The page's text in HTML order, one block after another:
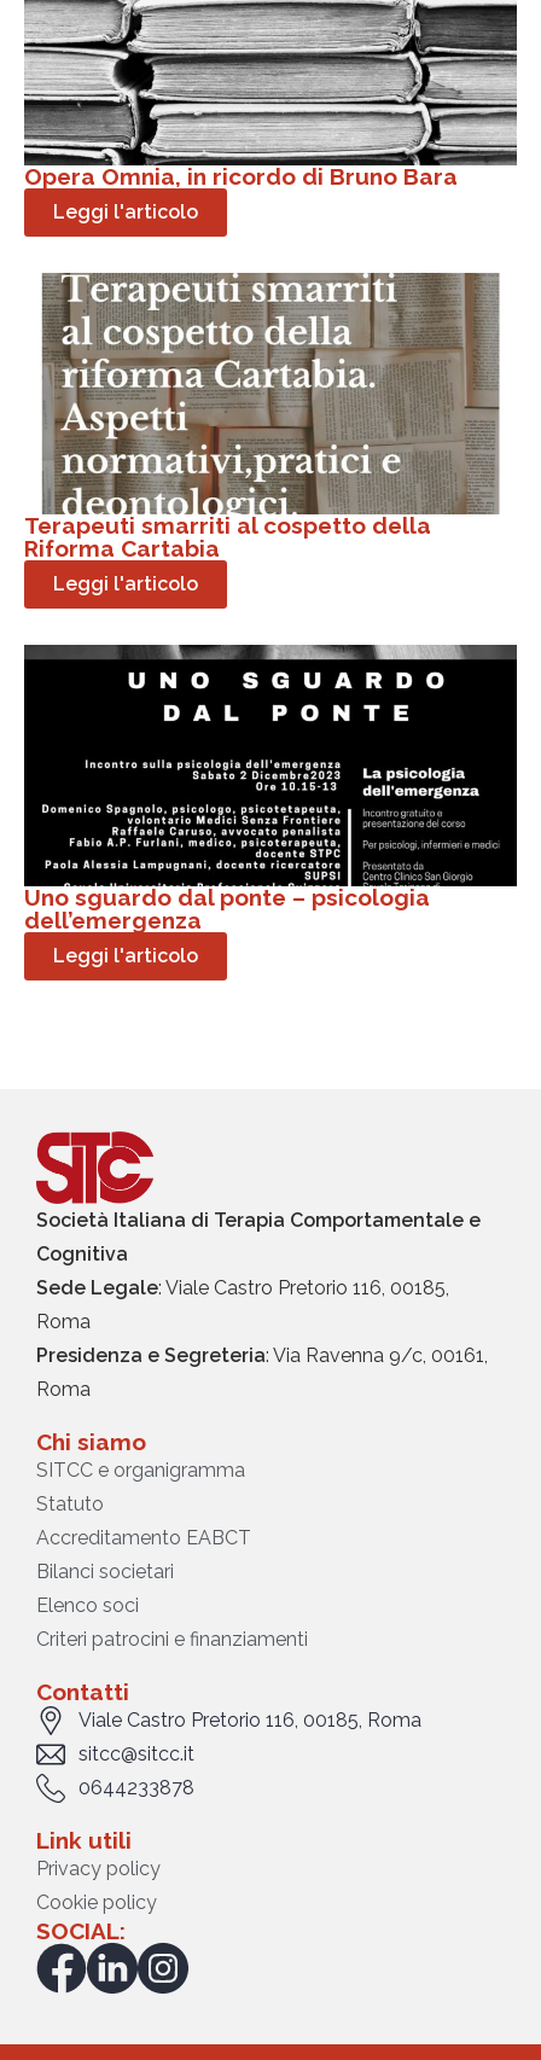
Opera Omnia, in ricordo di Bruno Bara
Leggi l'articolo
Terapeuti smarriti al cospetto della
Riforma Cartabia
Leggi l'articolo
Uno sguardo dal ponte – psicologia
dell’emergenza
Leggi l'articolo
Società Italiana di Terapia Comportamentale e
Cognitiva
Sede Legale: Viale Castro Pretorio 116, 00185,
Roma
Presidenza e Segreteria: Via Ravenna 9/c, 00161,
Roma
Chi siamo
SITCC e organigramma
Statuto
Accreditamento EABCT
Bilanci societari
Elenco soci
Criteri patrocini e finanziamenti
Contatti
Viale Castro Pretorio 116, 00185, Roma
sitcc@sitcc.it
0644233878
Link utili
Privacy policy
Cookie policy
SOCIAL: